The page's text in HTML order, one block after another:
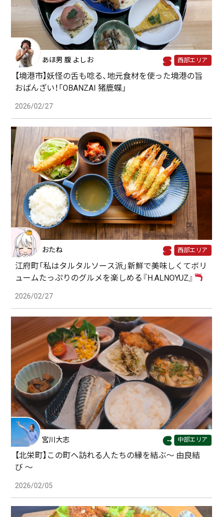
あほ男 腹 よしお 西部エリア
【境港市】妖怪の舌も唸る、地元食材を使った境港の旨
おばんざい！「OBANZAI 猪鹿蝶」
2026/02/27
おたね 西部エリア
江府町「私はタルタルソース派」新鮮で美味しくてボリ
ュームたっぷりのグルメを楽しめる『H.ALNOYUZ』
2026/02/27
宮川大志 中部エリア
【北栄町】この町へ訪れる人たちの縁を結ぶ〜 由良結
び 〜
2026/02/05